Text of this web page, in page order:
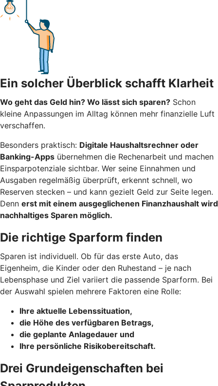
Ein solcher Überblick schafft Klarheit
Wo geht das Geld hin? Wo lässt sich sparen? Schon
kleine Anpassungen im Alltag können mehr finanzielle Luft
verschaffen.
Besonders praktisch: Digitale Haushaltsrechner oder
Banking-Apps übernehmen die Rechenarbeit und machen
Einsparpotenziale sichtbar. Wer seine Einnahmen und
Ausgaben regelmäßig überprüft, erkennt schnell, wo
Reserven stecken – und kann gezielt Geld zur Seite legen.
Denn erst mit einem ausgeglichenen Finanzhaushalt wird
nachhaltiges Sparen möglich.
Die richtige Sparform finden
Sparen ist individuell. Ob für das erste Auto, das
Eigenheim, die Kinder oder den Ruhestand – je nach
Lebensphase und Ziel variiert die passende Sparform. Bei
der Auswahl spielen mehrere Faktoren eine Rolle:
Ihre aktuelle Lebenssituation,
die Höhe des verfügbaren Betrags,
die geplante Anlagedauer und
Ihre persönliche Risikobereitschaft.
Drei Grundeigenschaften bei